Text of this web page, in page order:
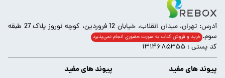
آدرس: تهران، میدان انقلاب، خیابان 12 فروردین، کوچه نوروز پلاک 27 طبقه
سوم. خرید و فروش کتاب به صورت حضوری انجام‌ نمی‌پذیرد
کد پستی : ۱۳۱۴۶۸۵۳۵۵
پیوند های مفید پیوند های مفید